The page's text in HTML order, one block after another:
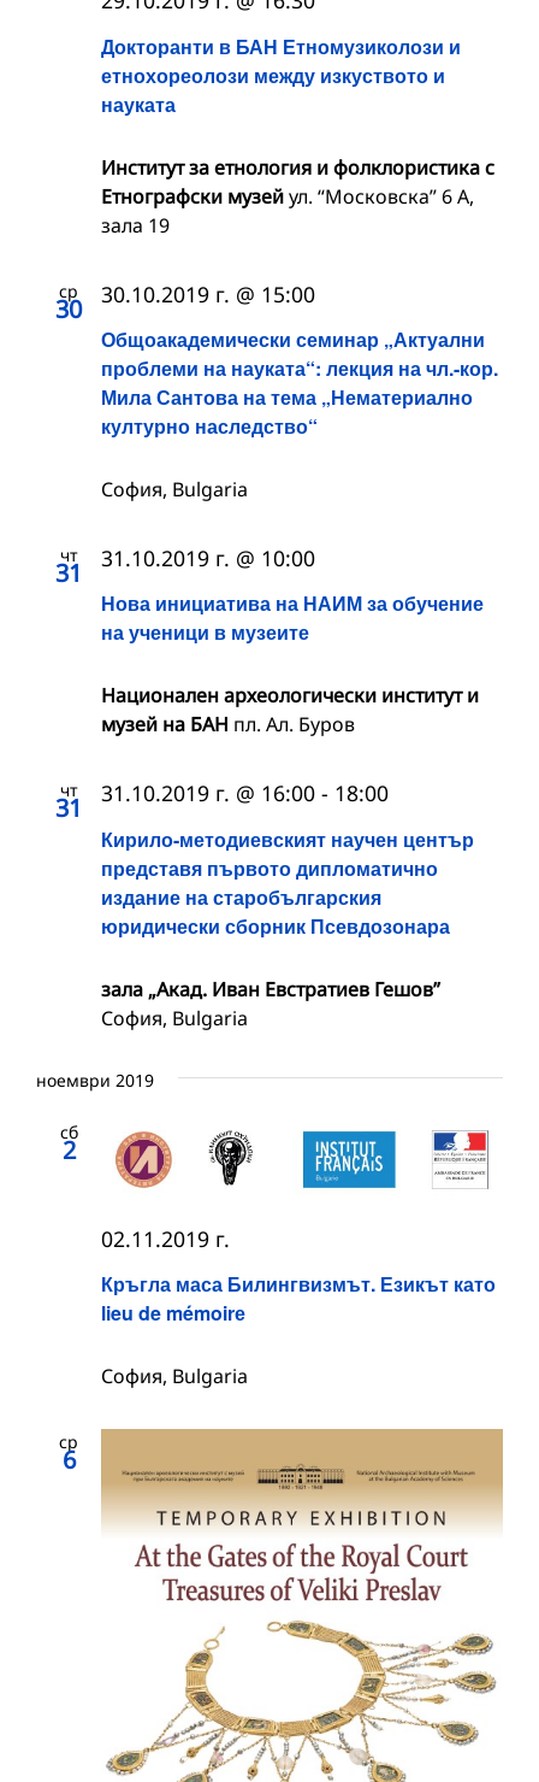
Докторанти в БАН Етномузиколози и
етнохореолози между изкуството и
науката
Институт за етнология и фолклористика с
Етнографски музейул. “Московска” 6 А,
зала 19
ср
30
Общоакадемически семинар „Актуални
проблеми на науката“: лекция на чл.-кор.
Мила Сантова на тема „Нематериално
културно наследство“
30.10.2019 г. @ 15:00
София, Bulgaria
чт
31
Нова инициатива на НАИМ за обучение
на ученици в музеите
31.10.2019 г. @ 10:00
Национален археологически институт и
музей на БАН пл. Ал. Буров
чт
31
Кирило-методиевският научен център
представя първото дипломатично
издание на старобългарския
юридически сборник Псевдозонара
31.10.2019 г. @ 16:00 - 18:00
зала „Акад. Иван Евстратиев Гешов”
София, Bulgaria
ноември 2019
сб
2
Кръгла маса Билингвизмът. Езикът като
lieu de mémoirе
02.11.2019 г.
София, Bulgaria
ср
6